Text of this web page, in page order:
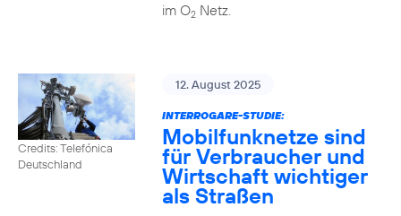
im O2Netz.
Credits: Telefónica
Deutschland
12. August 2025
INTERROGARE-STUDIE:
Mobilfunknetze sind
für Verbraucher und
Wirtschaft wichtiger
als Straßen